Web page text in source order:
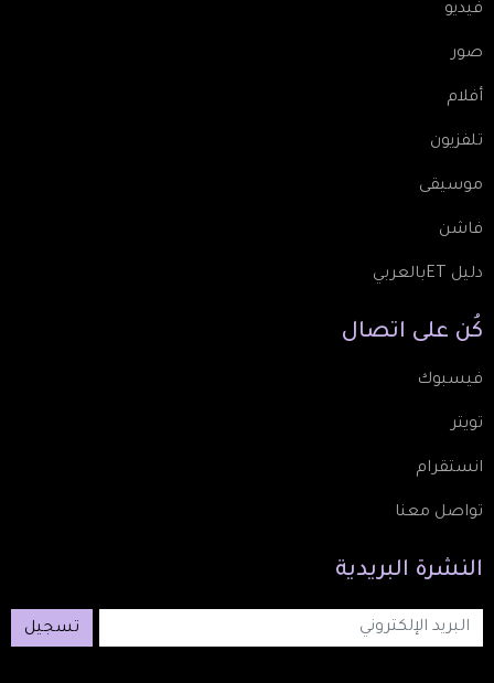
فيديو
صور
أفلام
تلفزيون
موسيقى
فاشن
دليل ETبالعربي
كُن على اتصال
فيسبوك
تويتر
انستقرام
تواصل معنا
النشرة البريدية
تسجيل